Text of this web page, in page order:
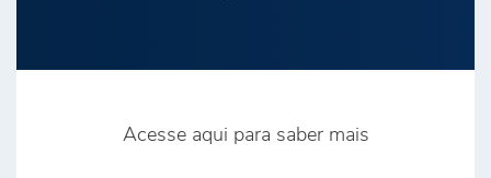
Acesse aqui para saber mais